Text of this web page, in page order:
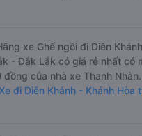
xe Ghế ngồi đi Diên
- Đắk Lắk có giá rẻ nhất có
của nhà xe Thanh
Xe đi Diên Khánh - Khánh Hòa